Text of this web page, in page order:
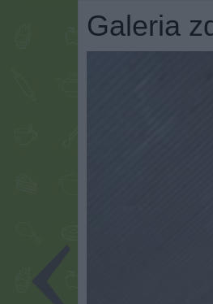
Galeria